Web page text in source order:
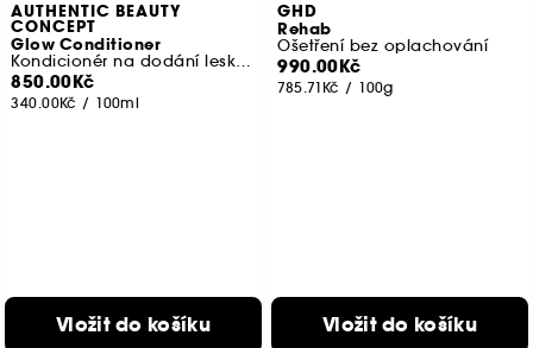
AUTHENTIC BEAUTY
CONCEPT
Glow Conditioner
Kondicionér na dodání lesku, který chrání barvu vlasů
850.00Kč
340.00Kč / 100ml
Vložit do košíku
GHD
Rehab
Ošetření bez oplachování
990.00Kč
785.71Kč / 100g
Vložit do košíku